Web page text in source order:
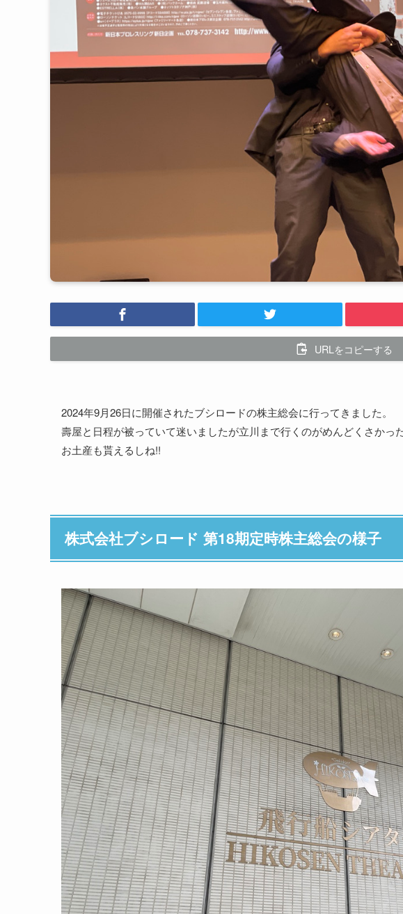
URLをコピーする
2024年9月26日に開催されたブシロードの株主総会に行ってきました。
壽屋と日程が被っていて迷いましたが立川まで行くのがめんどくさかっ
お土産も貰えるしね!!
株式会社ブシロード 第18期定時株主総会の様子